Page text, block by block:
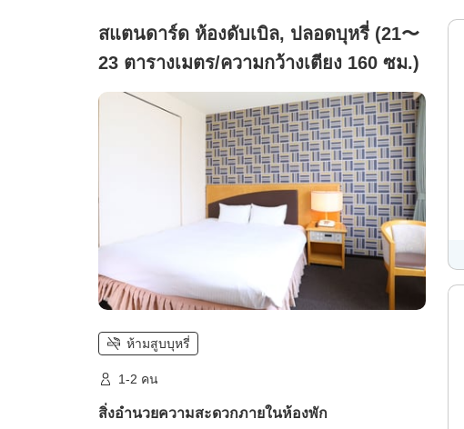
สแตนดาร์ด ห้องดับเบิล, ปลอดบุหรี่ (21〜
23 ตารางเมตร/ความกว้างเตียง 160 ซม.)
ห้ามสูบบุหรี่
1-2 คน
สิ่งอำนวยความสะดวกภายในห้องพัก